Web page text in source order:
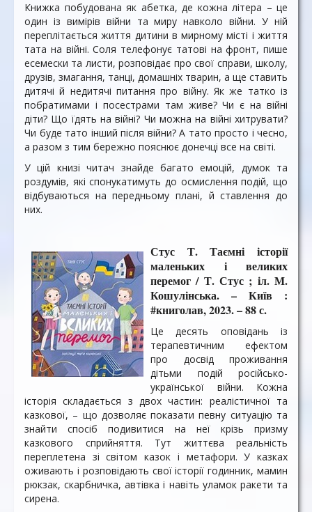
Книжка побудована як абетка, де кожна літера – це
один із вимірів війни та миру навколо війни. У ній
переплітається життя дитини в мирному місті і життя
тата на війні. Соля телефонує татові на фронт, пише
есемески та листи, розповідає про свої справи, школу,
друзів, змагання, танці, домашніх тварин, а ще ставить
дитячі й недитячі питання про війну. Як же татко із
побратимами і посестрами там живе? Чи є на війні
діти? Що їдять на війні? Чи можна на війні хитрувати?
Чи буде тато інший після війни? А тато просто і чесно,
а разом з тим бережно пояснює донечці все на світі.
У цій книзі читач знайде багато емоцій, думок та
роздумів, які спонукатимуть до осмислення подій, що
відбуваються на передньому плані, й ставлення до
них.
Стус Т. Таємні історії
маленьких і великих
перемог / Т. Стус ; іл. М.
Кошулінська. – Київ :
#книголав, 2023. – 88 с.
Це десять оповідань із
терапевтичним ефектом
про досвід проживання
дітьми подій російсько-
української війни. Кожна
історія складається з двох частин: реалістичної та
казкової, – що дозволяє показати певну ситуацію та
знайти спосіб подивитися на неї крізь призму
казкового сприйняття. Тут життєва реальність
переплетена зі світом казок і метафори. У казках
оживають і розповідають свої історії годинник, мамин
рюкзак, скарбничка, автівка і навіть уламок ракети та
сирена.